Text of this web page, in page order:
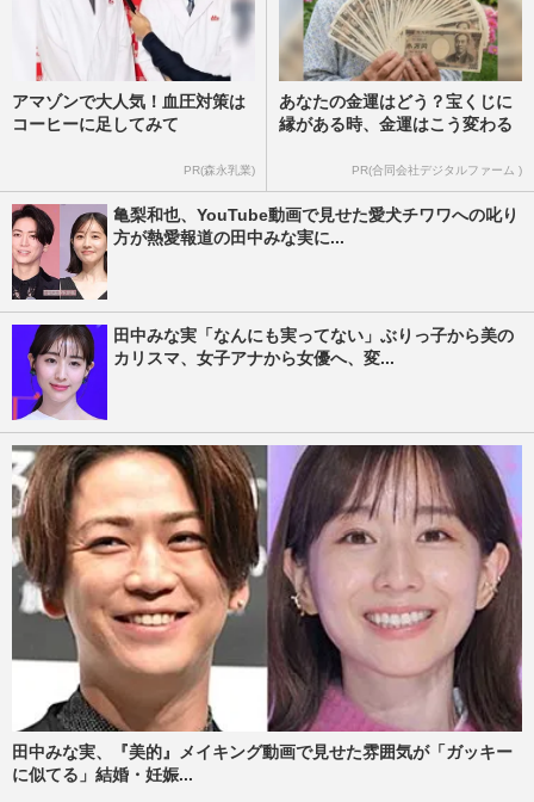
アマゾンで大人気！血圧対策は
コーヒーに足してみて
PR(森永乳業)
あなたの金運はどう？宝くじに
縁がある時、金運はこう変わる
PR(合同会社デジタルファーム )
亀梨和也、YouTube動画で見せた愛犬チワワへの叱り
方が熱愛報道の田中みな実に...
田中みな実「なんにも実ってない」ぶりっ子から美の
カリスマ、女子アナから女優へ、変...
田中みな実、『美的』メイキング動画で見せた雰囲気が「ガッキー
に似てる」結婚・妊娠...